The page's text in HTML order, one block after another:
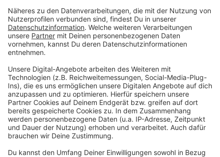
Zustimmung, um den YouTube
Video-Service zu laden!
Wir verwenden einen Service eines
Drittanbieters, um Videoinhalte
einzubetten. Dieser Service kann
Daten zu Ihren Aktivitäten
sammeln. Bitte lesen Sie die
Details durch und stimmen Sie der